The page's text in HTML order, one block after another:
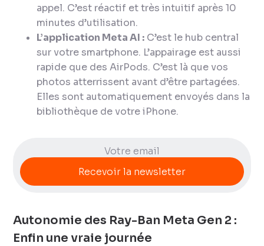
appel. C’est réactif et très intuitif après 10
minutes d’utilisation.
L’application Meta AI : C’est le hub central
sur votre smartphone. L’appairage est aussi
rapide que des AirPods. C’est là que vos
photos atterrissent avant d’être partagées.
Elles sont automatiquement envoyés dans la
bibliothèque de votre iPhone.
Autonomie des Ray-Ban Meta Gen 2 :
Enfin une vraie journée